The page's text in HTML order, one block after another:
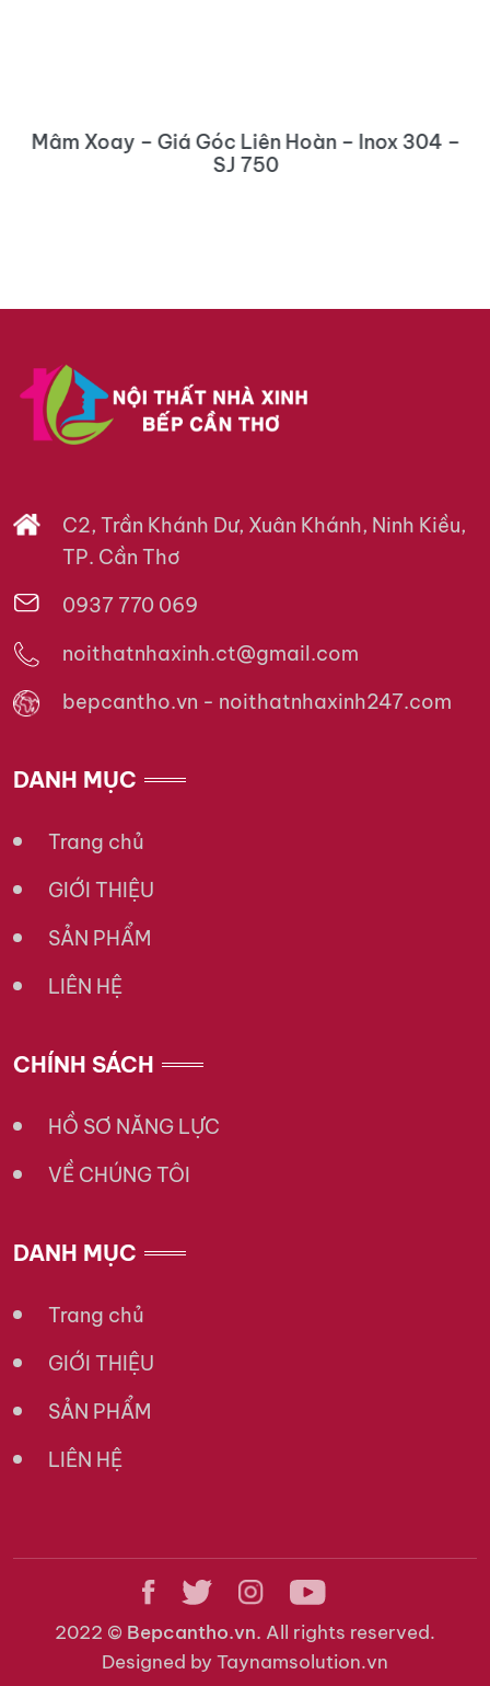
Mâm Xoay – Giá Góc Liên Hoàn – Inox 304 –
SJ 750
C2, Trần Khánh Dư, Xuân Khánh, Ninh Kiều,
TP. Cần Thơ
0937 770 069
noithatnhaxinh.ct@gmail.com
bepcantho.vn - noithatnhaxinh247.com
DANH MỤC
Trang chủ
GIỚI THIỆU
SẢN PHẨM
LIÊN HỆ
CHÍNH SÁCH
HỒ SƠ NĂNG LỰC
VỀ CHÚNG TÔI
DANH MỤC
Trang chủ
GIỚI THIỆU
SẢN PHẨM
LIÊN HỆ
2022 © Bepcantho.vn. All rights reserved.
Designed by Taynamsolution.vn